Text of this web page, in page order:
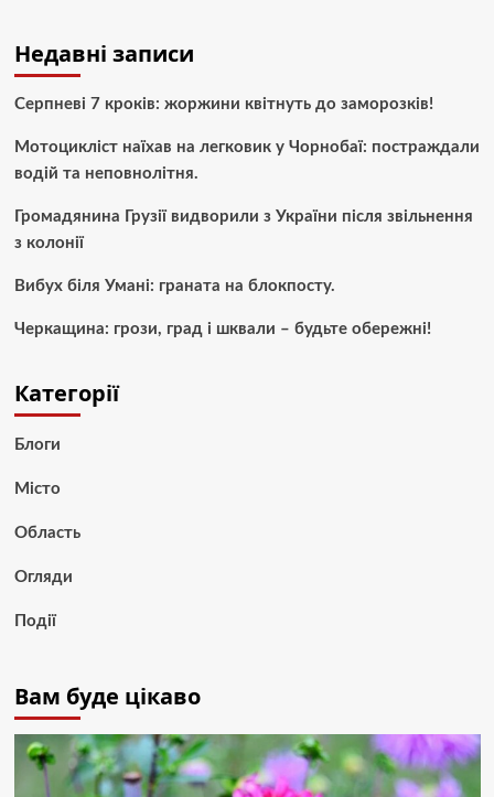
Недавні записи
Серпневі 7 кроків: жоржини квітнуть до заморозків!
Мотоцикліст наїхав на легковик у Чорнобаї: постраждали
водій та неповнолітня.
Громадянина Грузії видворили з України після звільнення
з колонії
Вибух біля Умані: граната на блокпосту.
Черкащина: грози, град і шквали – будьте обережні!
Категорії
Блоги
Місто
Область
Огляди
Події
Вам буде цікаво